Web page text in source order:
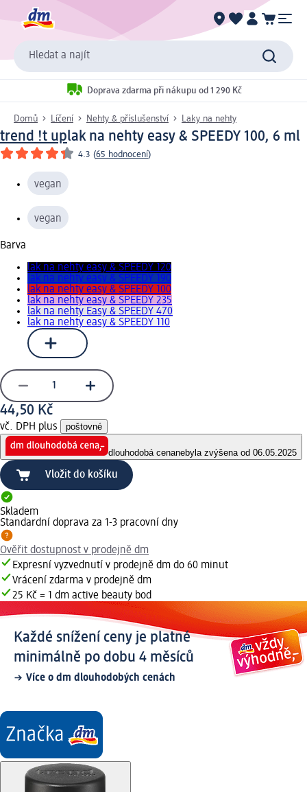
Hledat a najít
Doprava zdarma při nákupu od 1 290 Kč
Domů Líčení Nehty & příslušenství Laky na nehty
trend !t uplak na nehty easy & SPEEDY 100, 6 ml
4.3 (65 hodnocení)
vegan
vegan
Barva
lak na nehty easy & SPEEDY 120
lak na nehty easy & SPEEDY 190
lak na nehty easy & SPEEDY 100
lak na nehty easy & SPEEDY 235
lak na nehty Easy & SPEEDY 470
lak na nehty easy & SPEEDY 110
44,50 Kč
vč. DPH plus poštovné
dlouhodobá cenanebyla zvýšena od 06.05.2025
Vložit do košíku
Skladem
Standardní doprava za 1-3 pracovní dny
Ověřit dostupnost v prodejně dm
Expresní vyzvednutí v prodejně dm do 60 minut
Vrácení zdarma v prodejně dm
25 Kč = 1 dm active beauty bod
Každé snížení ceny je platné
minimálně po dobu 4 měsíců
Více o dm dlouhodobých cenách